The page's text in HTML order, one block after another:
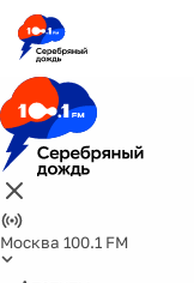
Москва 100.1 FM